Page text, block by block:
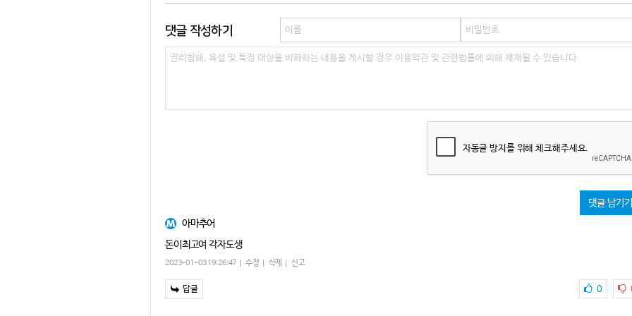
댓글 작성하기
자동글 방지를 위해 체크해주세요.
댓글 남기기
아마추어
돈이최고여 각자도생
2023-01-03 19:26:47 수정 삭제 신고
답글 0